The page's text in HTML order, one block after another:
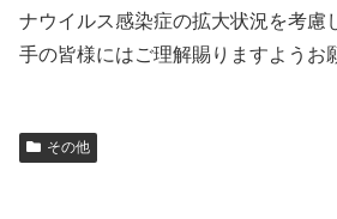
ナウイルス感染症の拡大状況を考慮
手の皆様にはご理解賜りますようお
その他